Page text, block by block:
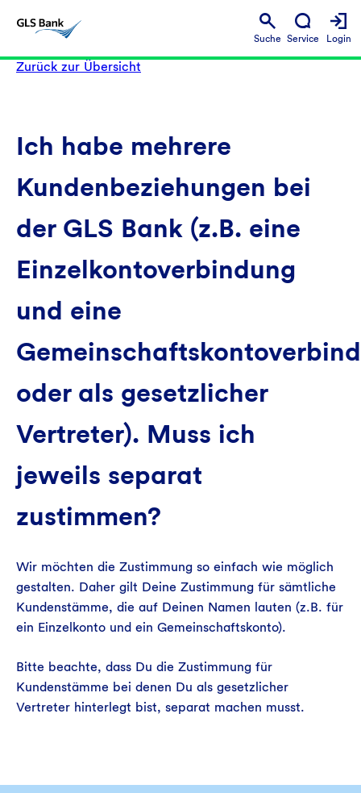
Suche Service Login
Zurück zur Übersicht
Ich habe mehrere
Kundenbeziehungen bei
der GLS Bank (z.B. eine
Einzelkontoverbindung
und eine
oder als gesetzlicher
Vertreter). Muss ich
jeweils separat
zustimmen?
Wir möchten die Zustimmung so einfach wie möglich
gestalten. Daher gilt Deine Zustimmung für sämtliche
Kundenstämme, die auf Deinen Namen lauten (z.B. für
ein Einzelkonto und ein Gemeinschaftskonto).
Bitte beachte, dass Du die Zustimmung für
Kundenstämme bei denen Du als gesetzlicher
Vertreter hinterlegt bist, separat machen musst.